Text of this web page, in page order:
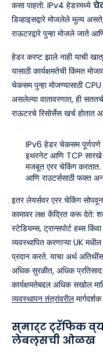
कसा पाहतो. IPv4 हेडरमध्ये
डिव्हाइसद्वारे मोजलेले मूल्य
राऊटरद्वारे पुन्हा मोजले जाते
हेडर करप्ट झाले नाही याची
यासाठी कार्यक्षमतेची किंमत
चेकसम पुन्हा मोजण्यासाठी
असलेल्या वातावरणात, ही
राऊटरचे रिसोर्सेस खर्च होतात
IPv6 हेडर चेकसम पूर्णपणे
इथरनेट आणि TCP सारखे
मजबूत एरर चेकिंग
आणि राउटर्ससाठी फक्त
इतर लेयर्सवर एरर चेकिंग
कामावर लक्ष केंद्रित करू देते:
स्टेडियम्स, ट्रान्सपोर्ट हब्स
व्यवस्थापित करणाऱ्या UK मधील
प्रदान करते. याचा अर्थ
अधिक सुरळीत, अधिक
कार्यक्षमतेबद्दल अधिक सखोल
व्यवस्थापन तंत्रांवरील
स्मार्ट ट्रॅफिक
लेबल्सची ओळख